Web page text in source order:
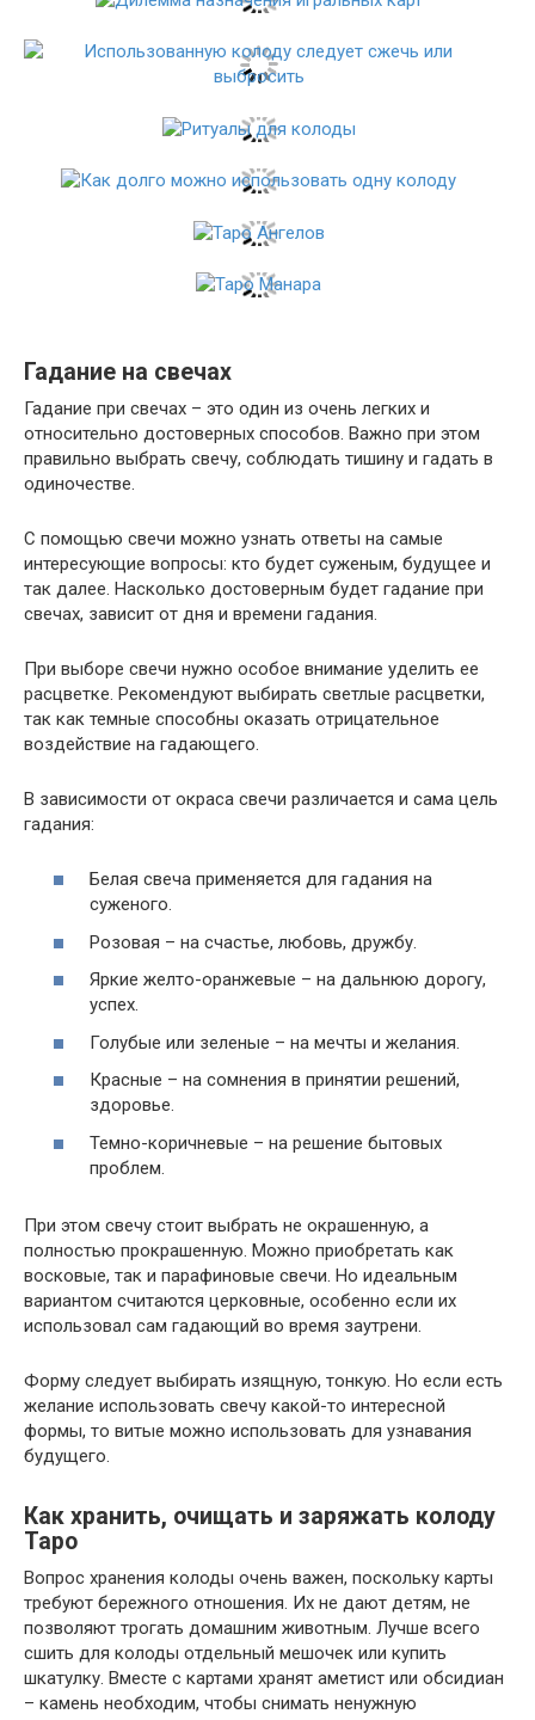
Гадание на свечах
Гадание при свечах – это один из очень легких и
относительно достоверных способов. Важно при этом
правильно выбрать свечу, соблюдать тишину и гадать в
одиночестве.
С помощью свечи можно узнать ответы на самые
интересующие вопросы: кто будет суженым, будущее и
так далее. Насколько достоверным будет гадание при
свечах, зависит от дня и времени гадания.
При выборе свечи нужно особое внимание уделить ее
расцветке. Рекомендуют выбирать светлые расцветки,
так как темные способны оказать отрицательное
воздействие на гадающего.
В зависимости от окраса свечи различается и сама цель
гадания:
Белая свеча применяется для гадания на
суженого.
Розовая – на счастье, любовь, дружбу.
Яркие желто-оранжевые – на дальнюю дорогу,
успех.
Голубые или зеленые – на мечты и желания.
Красные – на сомнения в принятии решений,
здоровье.
Темно-коричневые – на решение бытовых
проблем.
При этом свечу стоит выбрать не окрашенную, а
полностью прокрашенную. Можно приобретать как
восковые, так и парафиновые свечи. Но идеальным
вариантом считаются церковные, особенно если их
использовал сам гадающий во время заутрени.
Форму следует выбирать изящную, тонкую. Но если есть
желание использовать свечу какой-то интересной
формы, то витые можно использовать для узнавания
будущего.
Как хранить, очищать и заряжать колоду
Таро
Вопрос хранения колоды очень важен, поскольку карты
требуют бережного отношения. Их не дают детям, не
позволяют трогать домашним животным. Лучше всего
сшить для колоды отдельный мешочек или купить
шкатулку. Вместе с картами хранят аметист или обсидиан
– камень необходим, чтобы снимать ненужную